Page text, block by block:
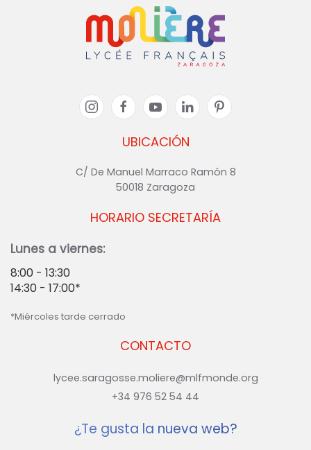
UBICACIÓN
C/ De Manuel Marraco Ramón 8
50018 Zaragoza
CONTACTO
lycee.saragosse.moliere@mlfmonde.org
+34 976 52 54 44
HORARIO SECRETARÍA
Lunes a viernes:
8:00 - 13:30
14:30 - 17:00*
*Miércoles tarde cerrado
¿Te gusta la nueva web?